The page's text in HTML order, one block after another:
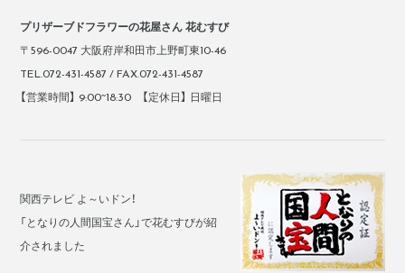
プリザーブドフラワーの花屋さん 花むすび
〒596-0047 大阪府岸和田市上野町東10-46
TEL.072-431-4587 / FAX.072-431-4587
【営業時間】 9:00~18:30 【定休日】 日曜日
関西テレビ よ～いドン！
「となりの人間国宝さん」で花むすびが紹
介されました